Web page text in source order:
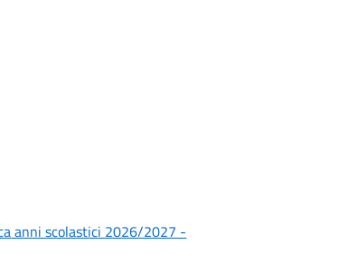
anni scolastici 2026/2027 -